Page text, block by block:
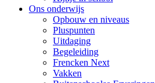
Ons onderwijs
Opbouw en niveaus
Pluspunten
Uitdaging
Begeleiding
Frencken Next
Vakken